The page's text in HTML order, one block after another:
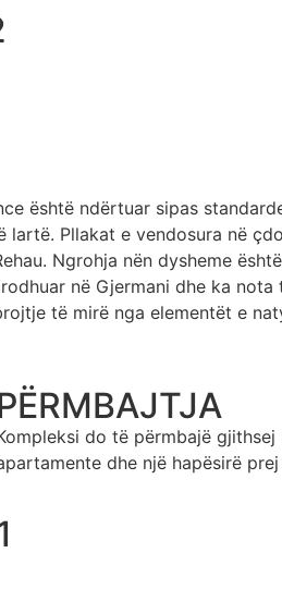
është ndërtuar sipas
lartë. Pllakat e vendosura në
Ngrohja nën dysheme
në Gjermani dhe ka
të mirë nga elementët e
do të përmbajë
dhe një hapësirë